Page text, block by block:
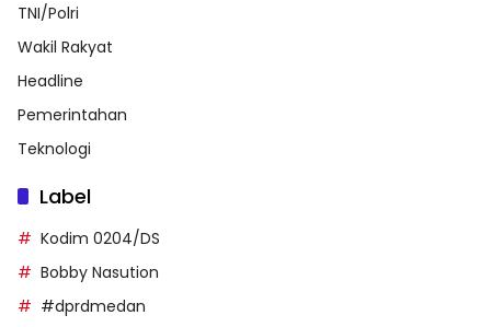
TNI/Polri
Wakil Rakyat
Headline
Pemerintahan
Teknologi
Label
Kodim 0204/DS
Bobby Nasution
#dprdmedan